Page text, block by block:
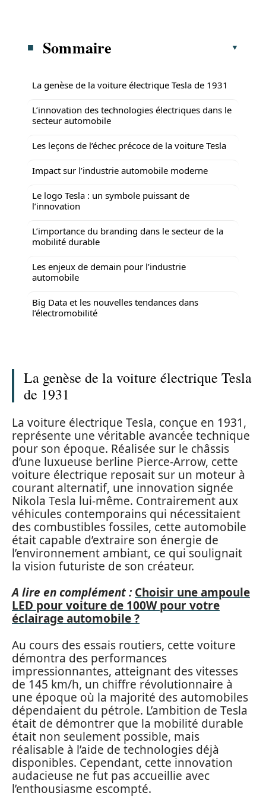
Sommaire
La genèse de la voiture électrique Tesla de 1931
L’innovation des technologies électriques dans le
secteur automobile
Les leçons de l’échec précoce de la voiture Tesla
Impact sur l’industrie automobile moderne
Le logo Tesla : un symbole puissant de
l’innovation
L’importance du branding dans le secteur de la
mobilité durable
Les enjeux de demain pour l’industrie
automobile
Big Data et les nouvelles tendances dans
l’électromobilité
La genèse de la voiture électrique Tesla
de 1931
La voiture électrique Tesla, conçue en 1931,
représente une véritable avancée technique
pour son époque. Réalisée sur le châssis
d’une luxueuse berline Pierce-Arrow, cette
voiture électrique reposait sur un moteur à
courant alternatif, une innovation signée
Nikola Tesla lui-même. Contrairement aux
véhicules contemporains qui nécessitaient
des combustibles fossiles, cette automobile
était capable d’extraire son énergie de
l’environnement ambiant, ce qui soulignait
la vision futuriste de son créateur.
A lire en complément : Choisir une ampoule
LED pour voiture de 100W pour votre
éclairage automobile ?
Au cours des essais routiers, cette voiture
démontra des performances
impressionnantes, atteignant des vitesses
de 145 km/h, un chiffre révolutionnaire à
une époque où la majorité des automobiles
dépendaient du pétrole. L’ambition de Tesla
était de démontrer que la mobilité durable
était non seulement possible, mais
réalisable à l’aide de technologies déjà
disponibles. Cependant, cette innovation
audacieuse ne fut pas accueillie avec
l’enthousiasme escompté.